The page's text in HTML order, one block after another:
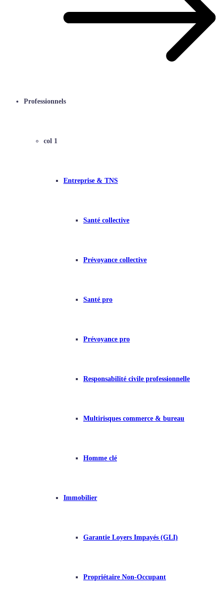
Professionnels
col 1
Entreprise & TNS
Santé collective
Prévoyance collective
Santé pro
Prévoyance pro
Responsabilité civile professionnelle
Multirisques commerce & bureau
Homme clé
Immobilier
Garantie Loyers Impayés (GLI)
Propriétaire Non-Occupant